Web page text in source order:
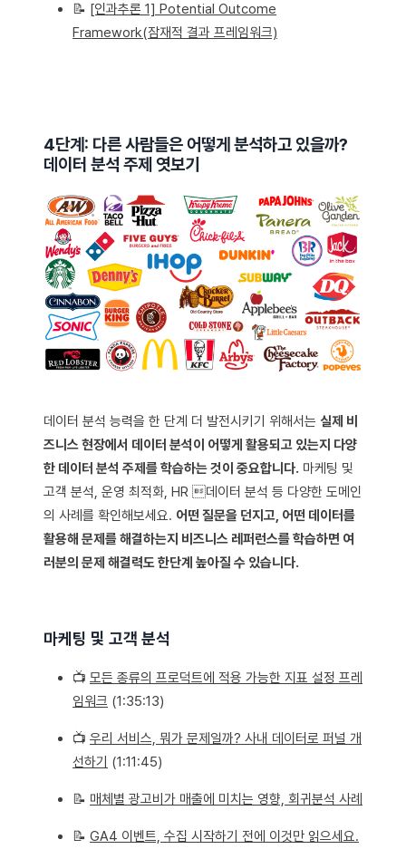
📝 [인과추론 1] Potential Outcome
Framework(잠재적 결과 프레임워크)
4단계: 다른 사람들은 어떻게 분석하고 있을까?
데이터 분석 주제 엿보기
데이터 분석 능력을 한 단계 더 발전시키기 위해서는 실제 비
즈니스 현장에서 데이터 분석이 어떻게 활용되고 있는지 다양
한 데이터 분석 주제를 학습하는 것이 중요합니다. 마케팅 및
고객 분석, 운영 최적화, HR 데이터 분석 등 다양한 도메인
의 사례를 확인해보세요. 어떤 질문을 던지고, 어떤 데이터를
활용해 문제를 해결하는지 비즈니스 레퍼런스를 학습하면 여
러분의 문제 해결력도 한단계 높아질 수 있습니다.
마케팅 및 고객 분석
📺 모든 종류의 프로덕트에 적용 가능한 지표 설정 프레
임워크 (1:35:13)
📺 우리 서비스, 뭐가 문제일까? 사내 데이터로 퍼널 개
선하기
(1:11:45)
📝 매체별 광고비가 매출에 미치는 영향, 회귀분석 사례
📝 GA4 이벤트, 수집 시작하기 전에 이것만 읽으세요.